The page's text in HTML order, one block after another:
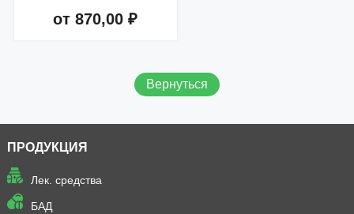
от 870,00 ₽
Вернуться
ПРОДУКЦИЯ
Лек. средства
БАД